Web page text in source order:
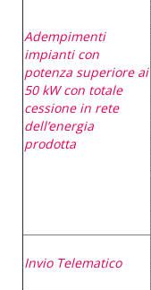
Adempimenti
impianti con
potenza superiore ai
50 kW con totale
cessione in rete
dell’energia
prodotta
Invio Telematico